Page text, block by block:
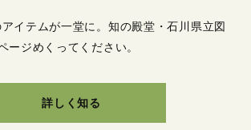
イテムが一堂に。 知の殿堂・石川県立図
ージめくってください。
詳しく知る